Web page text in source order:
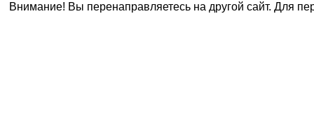
Внимание! Вы перенаправляетесь на другой сайт. Для